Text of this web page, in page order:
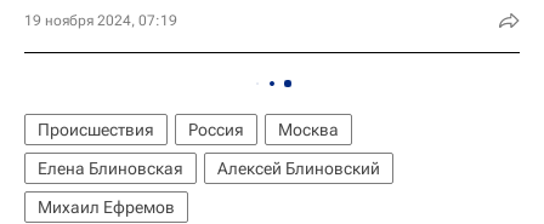
19 ноября 2024, 07:19
Происшествия Россия
Москва
Елена Блиновская
Алексей Блиновский
Михаил Ефремов